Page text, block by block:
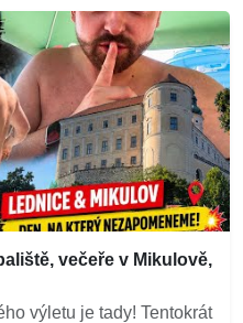
večeře v Mikulově,
výletu je tady! Tentokrát